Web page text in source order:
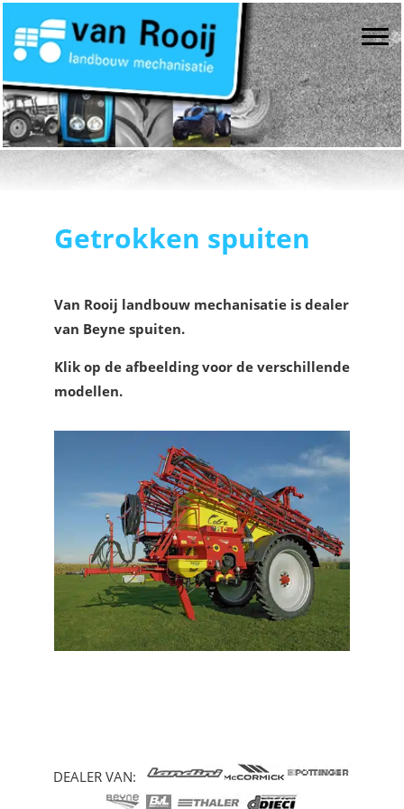
naar
de
hoofdnavigatie
naar
de
hoofd
inhoud
naar
de
eerste
sidebar
Getrokken spuiten
Van Rooij landbouw mechanisatie is dealer
van Beyne spuiten.
Klik op de afbeelding voor de verschillende
modellen.
DEALER VAN: